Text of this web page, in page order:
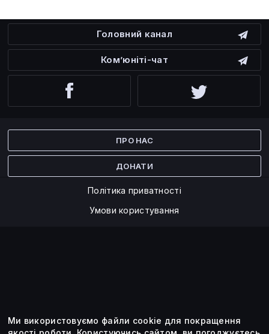
Головний канал
Ком’юніті-чат
ПРО НАС
ДОНАТИ
Політика приватності
Умови користування
©2014 — 2026
Ми використовуємо файли cookie для покращення